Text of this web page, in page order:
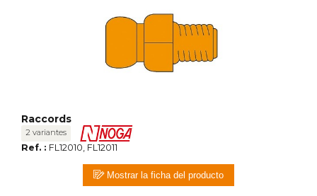
Raccords
2 variantes
Ref. : FL12010, FL12011
Mostrar la ficha del producto